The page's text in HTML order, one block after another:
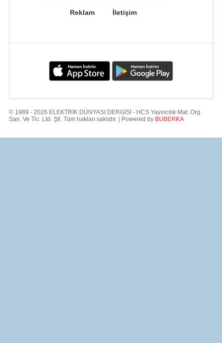
Reklam İletişim
© 1989 - 2026 ELEKTRİK DÜNYASI DERGİSİ - HCS Yayıncılık Mat. Org.
San. Ve Tic. Ltd. Şti. Tüm hakları saklıdır. | Powered by BUBERKA